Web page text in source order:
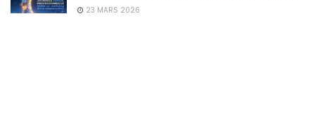
23 MARS 2026